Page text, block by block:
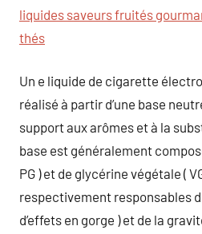
liquides saveurs fruités
thés
Un e liquide de cigarette
réalisé à partir d’une base
support aux arômes et à la
base est généralement
PG ) et de glycérine végétale (
respectivement responsables
d’effets en gorge ) et de la